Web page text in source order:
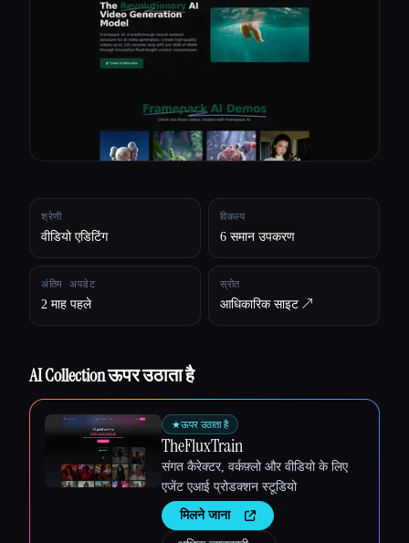
श्रेणी
वीडियो एडिटिंग
विकल्प
6 समान उपकरण
अंतिम अपडेट
2 माह पहले
स्रोत
आधिकारिक साइट ↗︎
AI Collection ऊपर उठाता है
★ऊपर उठाता है
TheFluxTrain
संगत कैरेक्टर, वर्कफ़्लो और वीडियो के लिए
एजेंट एआई प्रोडक्शन स्टूडियो
मिलने जाना